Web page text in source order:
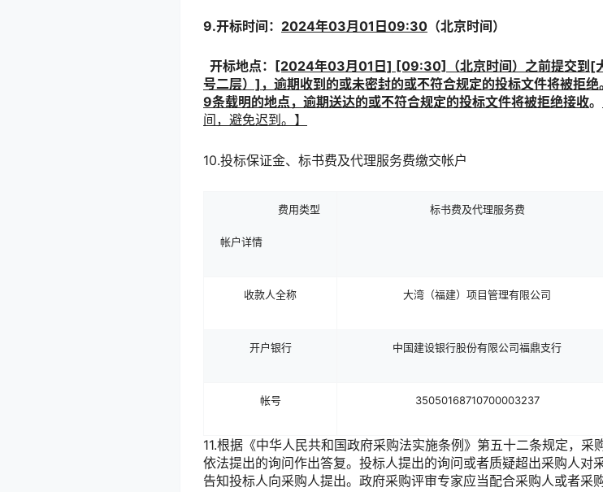
9.开标时间： 2024年03月 01 日 09:30 （北京时间）
开标地点： [2024年03月 01 日] [09:30]（北京时间）之前提交到[
号二层）]，逾期收到的或未密封的或不符合规定的投标文件将被拒
9条载明的地点，逾期送达的或不符合规定的投标文件将被拒绝接收。
间，避免迟到。】
10.投标保证金、标书费及代理服务费缴交帐户
费用类型
帐户详情
标书费及代理服务费
收款人全称 大湾（福建）项目管理有限公司
开户银行 中国建设银行股份有限公司福鼎支行
帐号 35050168710700003237
11.根据《中华人民共和国政府采购法实施条例》第五十二条规定，
依法提出的询问作出答复。投标人提出的询问或者质疑超出采购人对
告知投标人向采购人提出。政府采购评审专家应当配合采购人或者采